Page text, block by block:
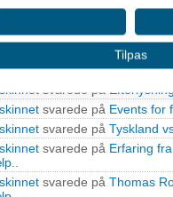
svarede påEt helt
Hvordan
(SEO)
svarede på
svarede på Events for
svarede på Tyskland
svarede på Erfaring
svarede på Thomas
annoncering
indhold
Tilpas